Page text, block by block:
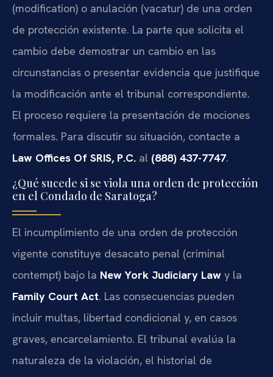
(modification) o anulación (vacatur) de una orden
de protección existente. La parte que solicita el
cambio debe demostrar un cambio en las
circunstancias o presentar evidencia que justifique
la modificación ante el tribunal correspondiente.
El proceso requiere la presentación de mociones
formales. Para discutir su situación, contacte a
Law Offices Of SRIS, P.C. al (888) 437-7747.
¿Qué sucede si se viola una orden de protección
en el Condado de Saratoga?
El incumplimiento de una orden de protección
vigente constituye desacato penal (criminal
contempt) bajo la New York Judiciary Law y la
Family Court Act. Las consecuencias pueden
incluir multas, libertad condicional y, en casos
graves, encarcelamiento. El tribunal evalúa la
naturaleza de la violación, el historial de